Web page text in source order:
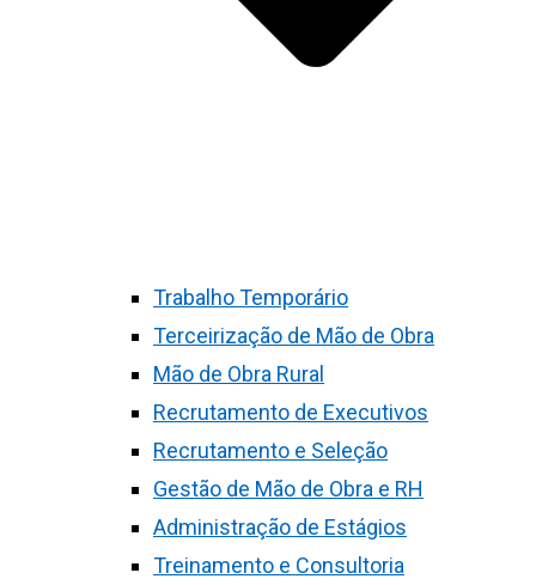
Trabalho Temporário
Terceirização de Mão de Obra
Mão de Obra Rural
Recrutamento de Executivos
Recrutamento e Seleção
Gestão de Mão de Obra e RH
Administração de Estágios
Treinamento e Consultoria